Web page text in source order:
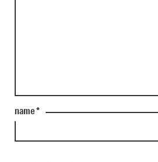
name*